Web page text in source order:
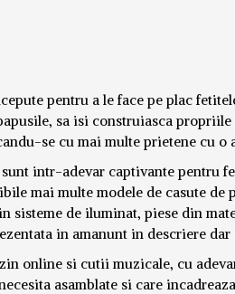
pentru a le face pe plac
sa isi construiasca
se cu mai multe prietene cu
intr-adevar captivante pentru
mai multe modele de casute de
sisteme de iluminat, piese din
in amanunt in descriere
online si cutii muzicale, cu
asamblate si care